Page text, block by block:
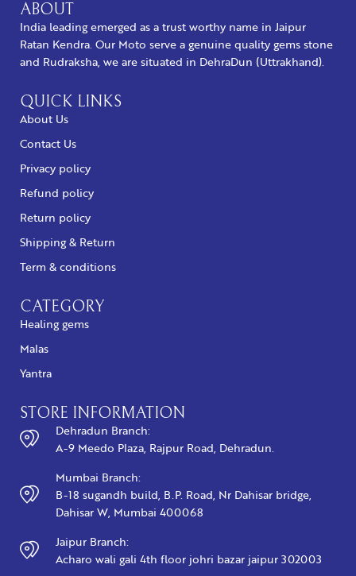
ABOUT
India leading emerged as a trust worthy name in Jaipur
Ratan Kendra. Our Moto serve a genuine quality gems stone
and Rudraksha, we are situated in DehraDun (Uttrakhand).
QUICK LINKS
About Us
Contact Us
Privacy policy
Refund policy
Return policy
Shipping & Return
Term & conditions
CATEGORY
Healing gems
Malas
Yantra
STORE INFORMATION
Dehradun Branch:
A-9 Meedo Plaza, Rajpur Road, Dehradun.
Mumbai Branch:
B-18 sugandh build, B.P. Road, Nr Dahisar bridge,
Dahisar W, Mumbai 400068
Jaipur Branch:
Acharo wali gali 4th floor johri bazar jaipur 302003